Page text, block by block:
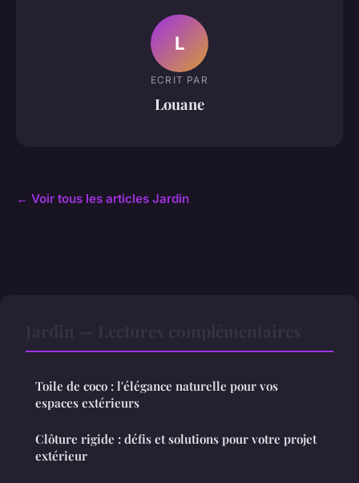
L
ECRIT PAR
Louane
← Voir tous les articles Jardin
Toile de coco : l'élégance naturelle pour vos
espaces extérieurs
Clôture rigide : défis et solutions pour votre projet
extérieur